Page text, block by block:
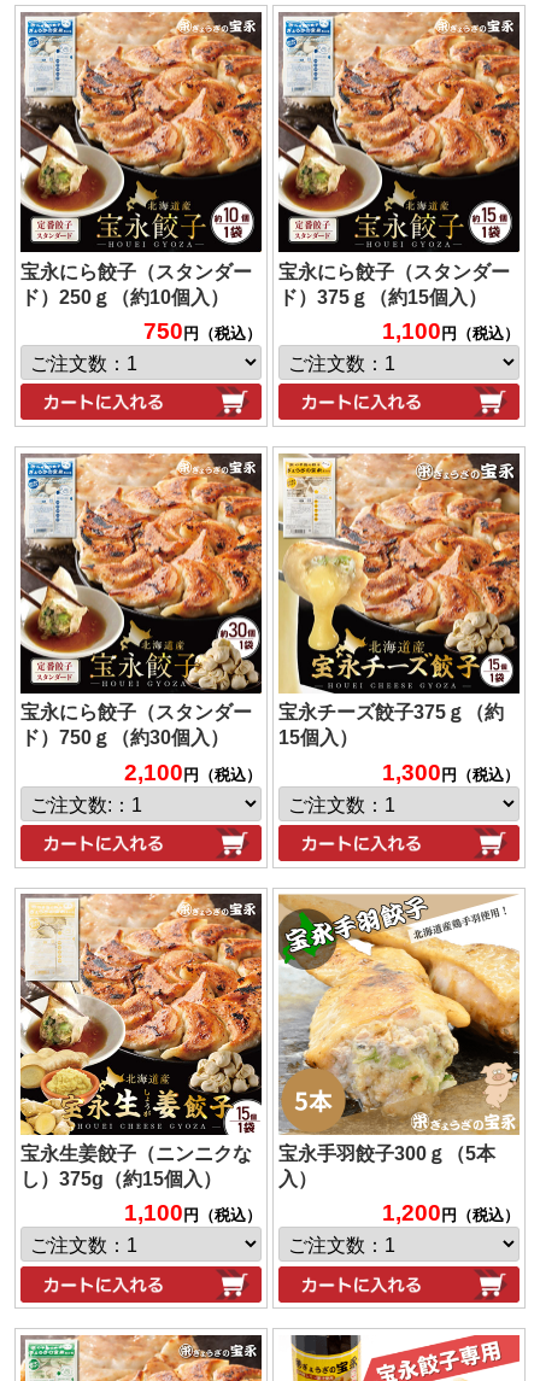
宝永にら餃子（スタンダー
ド）250ｇ（約10個入）
750 円（税込）
宝永にら餃子（スタンダー
ド）375ｇ（約15個入）
1,100 円（税込）
宝永にら餃子（スタンダー
ド）750ｇ（約30個入）
2,100 円（税込）
宝永チーズ餃子375ｇ（約
15個入）
1,300 円（税込）
宝永生姜餃子（ニンニクな
し）375g（約15個入）
1,100 円（税込）
宝永手羽餃子300ｇ（5本
入）
1,200 円（税込）